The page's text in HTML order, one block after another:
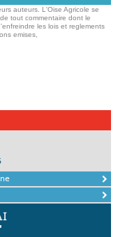
auteurs. L'Oise Agricole se
tout commentaire dont le
les lois et reglements
emises,